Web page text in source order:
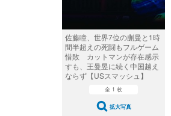
佐藤瞳、世界7位の蒯曼と1時
間半超えの死闘もフルゲーム
惜敗 カットマンが存在感示
すも、王曼昱に続く中国越え
ならず【USスマッシュ】
全 1 枚
拡大写真